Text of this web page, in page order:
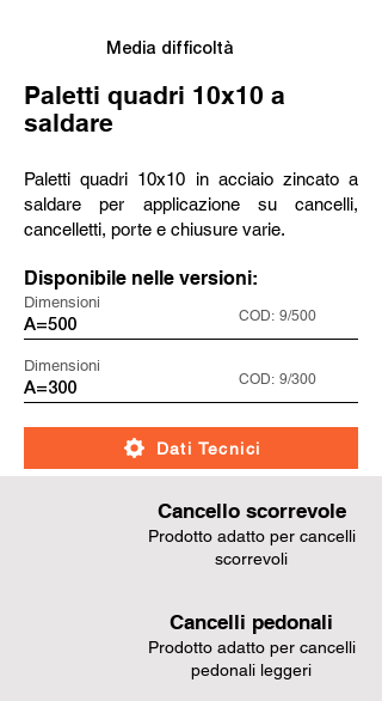
Media difficoltà
Paletti quadri 10x10 a
saldare
Paletti quadri 10x10 in acciaio zincato a
saldare per applicazione su cancelli,
cancelletti, porte e chiusure varie.
Disponibile nelle versioni:
Dimensioni
A=500
COD: 9/500
Dimensioni
A=300
COD: 9/300
Dati Tecnici
Cancello scorrevole
Prodotto adatto per cancelli
scorrevoli
Cancelli pedonali
Prodotto adatto per cancelli
pedonali leggeri